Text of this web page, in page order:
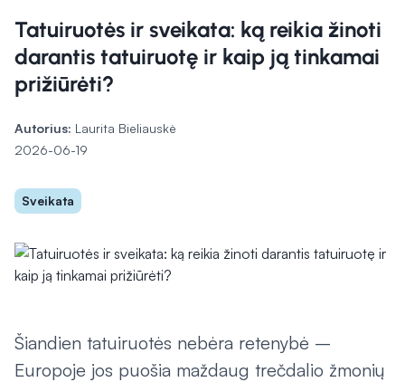
Tatuiruotės ir sveikata: ką reikia žinoti
darantis tatuiruotę ir kaip ją tinkamai
prižiūrėti?
Autorius: Laurita Bieliauskė
2026-06-19
Sveikata
Šiandien tatuiruotės nebėra retenybė –
Europoje jos puošia maždaug trečdalio žmonių